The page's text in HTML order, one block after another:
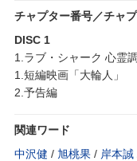
チャプター番号／チャ
DISC 1
1.ラブ・シャーク 心霊
1.短編映画「大輪人」
2.予告編
関連ワード
中沢健 / 旭桃果 / 岸本誠